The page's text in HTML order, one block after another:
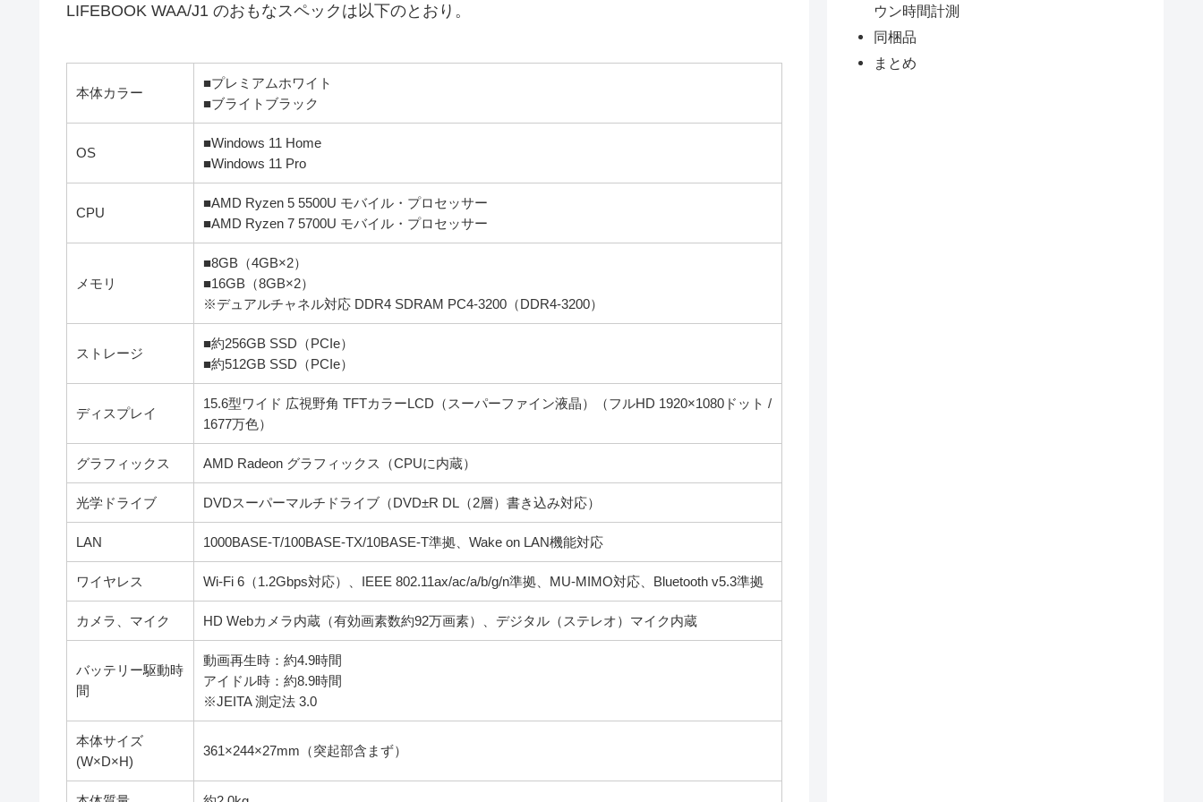
LIFEBOOK WAA/J1 のおもなスペックは以下のとおり。
本体カラー
■プレミアムホワイト
■ブライトブラック
OS
■Windows 11 Home
■Windows 11 Pro
CPU
■AMD Ryzen 5 5500U モバイル・プロセッサー
■AMD Ryzen 7 5700U モバイル・プロセッサー
メモリ
■8GB（4GB×2）
■16GB（8GB×2）
※デュアルチャネル対応 DDR4 SDRAM PC4-3200（DDR4-3200）
ストレージ
■約256GB SSD（PCIe）
■約512GB SSD（PCIe）
ディスプレイ
15.6型ワイド 広視野角 TFTカラーLCD（スーパーファイン液晶）（フルHD 1920×1080ドット /
1677万色）
グラフィックス AMD Radeon グラフィックス（CPUに内蔵）
光学ドライブ DVDスーパーマルチドライブ（DVD±R DL（2層）書き込み対応）
LAN 1000BASE-T/100BASE-TX/10BASE-T準拠、Wake on LAN機能対応
ワイヤレス Wi-Fi 6（1.2Gbps対応）、IEEE 802.11ax/ac/a/b/g/n準拠、MU-MIMO対応、Bluetooth v5.3準拠
カメラ、マイク HD Webカメラ内蔵（有効画素数約92万画素）、デジタル（ステレオ）マイク内蔵
バッテリー駆動時
間
動画再生時：約4.9時間
アイドル時：約8.9時間
※JEITA 測定法 3.0
本体サイズ
(W×D×H)
361×244×27mm（突起部含まず）
ウン時間計測
同梱品
まとめ